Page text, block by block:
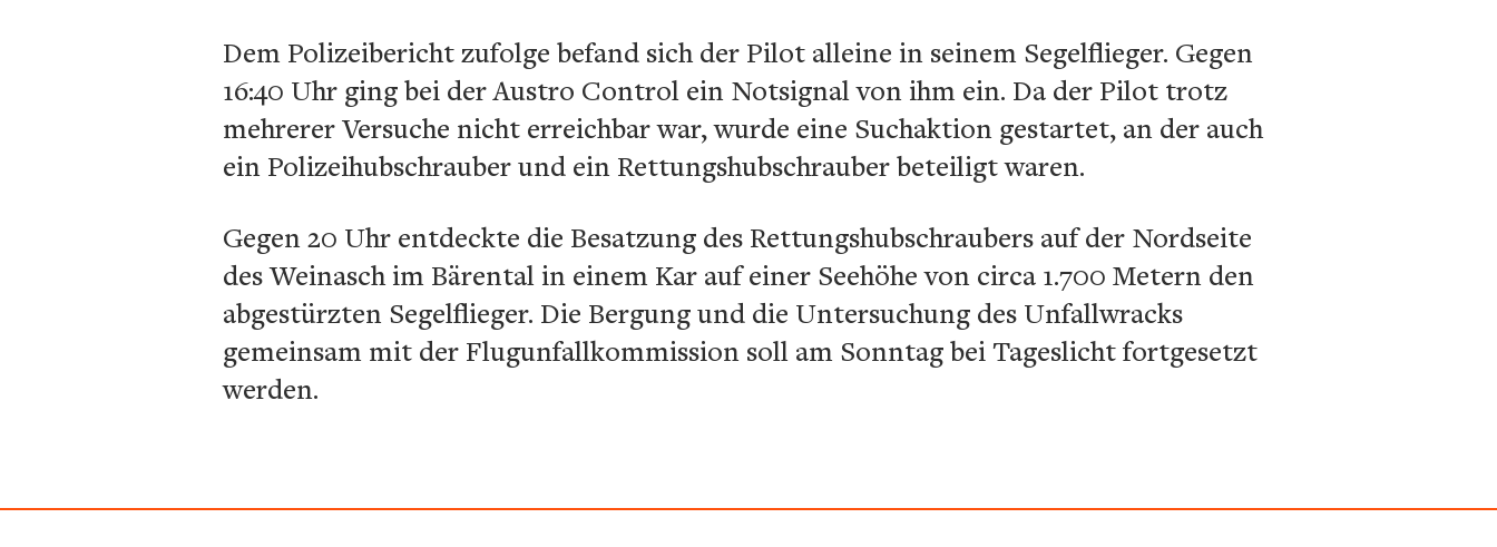
Dem Polizeibericht zufolge befand sich der Pilot alleine in seinem Segelflieger. Gegen
16:40 Uhr ging bei der Austro Control ein Notsignal von ihm ein. Da der Pilot trotz
mehrerer Versuche nicht erreichbar war, wurde eine Suchaktion gestartet, an der auch
ein Polizeihubschrauber und ein Rettungshubschrauber beteiligt waren.
Gegen 20 Uhr entdeckte die Besatzung des Rettungshubschraubers auf der Nordseite
des Weinasch im Bärental in einem Kar auf einer Seehöhe von circa 1.700 Metern den
abgestürzten Segelflieger. Die Bergung und die Untersuchung des Unfallwracks
gemeinsam mit der Flugunfallkommission soll am Sonntag bei Tageslicht fortgesetzt
werden.